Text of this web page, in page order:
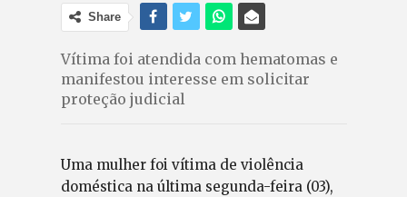
Share
Vítima foi atendida com hematomas e
manifestou interesse em solicitar
proteção judicial
Uma mulher foi vítima de violência
doméstica na última segunda-feira (03),